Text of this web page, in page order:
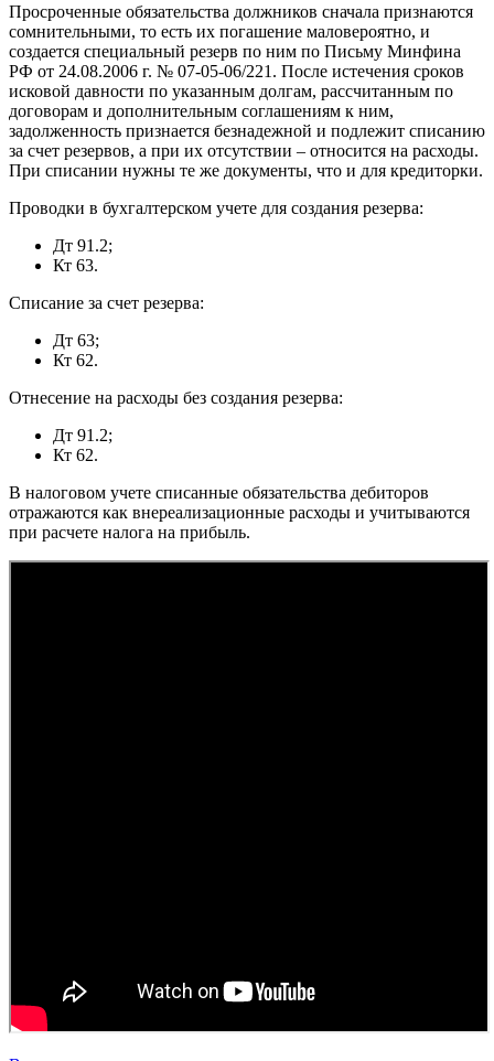
Просроченные обязательства должников сначала признаются
сомнительными, то есть их погашение маловероятно, и
создается специальный резерв по ним по Письму Минфина
РФ от 24.08.2006 г. № 07-05-06/221. После истечения сроков
исковой давности по указанным долгам, рассчитанным по
договорам и дополнительным соглашениям к ним,
задолженность признается безнадежной и подлежит списанию
за счет резервов, а при их отсутствии – относится на расходы.
При списании нужны те же документы, что и для кредиторки.
Проводки в бухгалтерском учете для создания резерва:
Дт 91.2;
Кт 63.
Списание за счет резерва:
Дт 63;
Кт 62.
Отнесение на расходы без создания резерва:
Дт 91.2;
Кт 62.
В налоговом учете списанные обязательства дебиторов
отражаются как внереализационные расходы и учитываются
при расчете налога на прибыль.